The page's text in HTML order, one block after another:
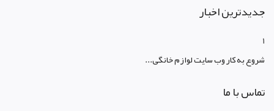
جدیدترین اخبار
1
شروع به کار وب سایت لوازم خانگی...
تماس با ما